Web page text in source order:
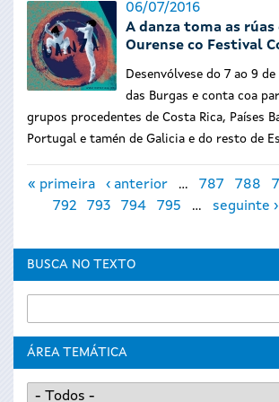
06/07/2016
A danza toma as rúas
Ourense co Festival
Desenvólvese do 7 ao 9
das Burgas e conta coa
grupos procedentes de Costa Rica, Países
Portugal e tamén de Galicia e do resto de
Páxinas
« primeira ‹ anterior … 787 788
792
793 794 795 … seguinte ›
BUSCA NO TEXTO
ÁREA TEMÁTICA